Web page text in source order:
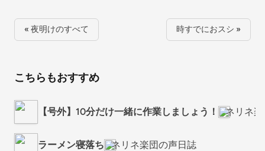
« 夜明けのすべて 時すでにおスシ »
こちらもおすすめ
【号外】10分だけ一緒に作業しましょう！ ネリネ
ラーメン寝落ち ネリネ楽団の声日誌